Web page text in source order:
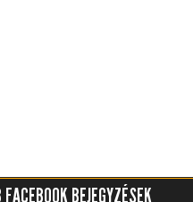
BEJEGYZÉSEK